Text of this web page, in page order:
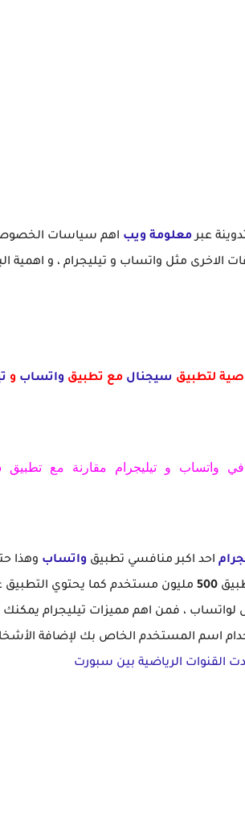
عبرمعلومة ويب اهم سياسات
الاخرى مثل واتساب و تيليجرام ، و اهمية
لتطبيق سيجنال مع تطبيق واتساب و
واتساب و تيليجرام مقارنة مع تطبيق
احد اكبر منافسي تطبيق واتساب وهذا
500 مليون مستخدم كما يحتوي التطبيق
لواتساب ، فمن اهم مميزات تيليجرام
اسم المستخدم الخاص بك لإضافة
القنوات الرياضية بين سبورت